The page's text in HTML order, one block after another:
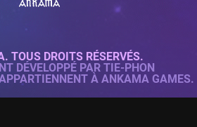
TOUS DROITS RÉSERVÉS.
DÉVELOPPÉ PAR TIE-PHON
À ANKAMA GAMES.